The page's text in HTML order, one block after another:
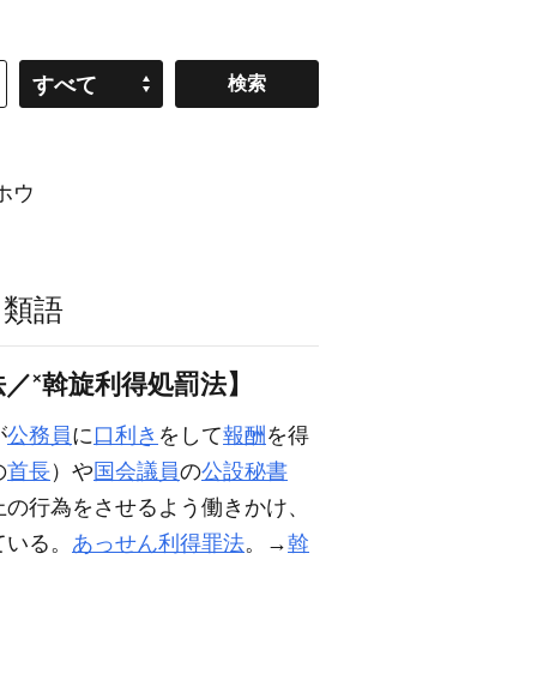
すべて
ウ
語
×斡旋利得処罰法】
公務員に口利き をして報酬 を得
首長）や 国会議員の公設秘書
行為をさせるよう働きかけ、
る。 あっせん利得罪法。→斡